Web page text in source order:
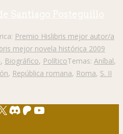
Santiago Posteguillo
Premio Hislibris mejor autor/a
mejor novela histórica 2009
, Biográfico, PolíticoTemas: Aníbal,
, República romana, Roma, S. II
Discord
Patreon
YouTube